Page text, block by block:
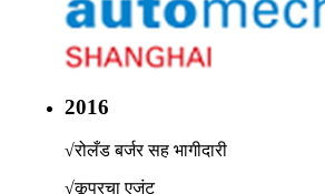
2016
√रोलँड बर्जर सह भागीदारी
√कूपरचा एजंट